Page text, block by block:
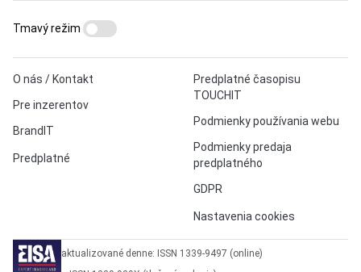
O nás / Kontakt
Pre inzerentov
BrandIT
Predplatné
Predplatné časopisu
TOUCHIT
Podmienky používania webu
Podmienky predaja
predplatného
GDPR
Nastavenia cookies
Tmavý režim
aktualizované denne: ISSN 1339-9497 (online)